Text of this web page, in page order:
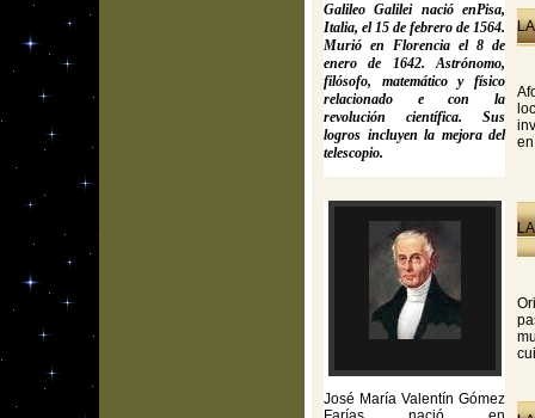
Galileo Galilei nació enPisa,
Italia, el 15 de febrero de 1564.
Murió en Florencia el 8 de
enero de 1642. Astrónomo,
filósofo, matemático y físico
relacionado e con la
revolución científica. Sus
logros incluyen la mejora del
telescopio.
José María Valentín Gómez